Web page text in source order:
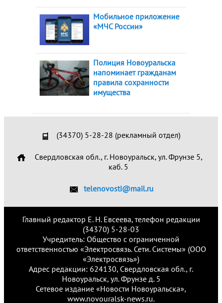
Мобильное приложение
«МЧС России»
Полиция Новоуральска
напоминает гражданам
правила сохранности
имущества
(34370) 5-28-28 (рекламный отдел)
Свердловская обл., г. Новоуральск, ул. Фрунзе 5,
каб. 5
telenovosti@mail.ru
Главный редактор Е. Н. Евсеева, телефон редакции
(34370) 5-28-03
Учредитель: Общество с ограниченной
ответственностью «Электросвязь. Сети. Системы» (ООО
«Электросвязь»)
Адрес редакции: 624130, Свердловская обл., г.
Новоуральск, ул. Фрунзе д. 5
Сетевое издание «Новости Новоуральска»,
www.novouralsk-news.ru.